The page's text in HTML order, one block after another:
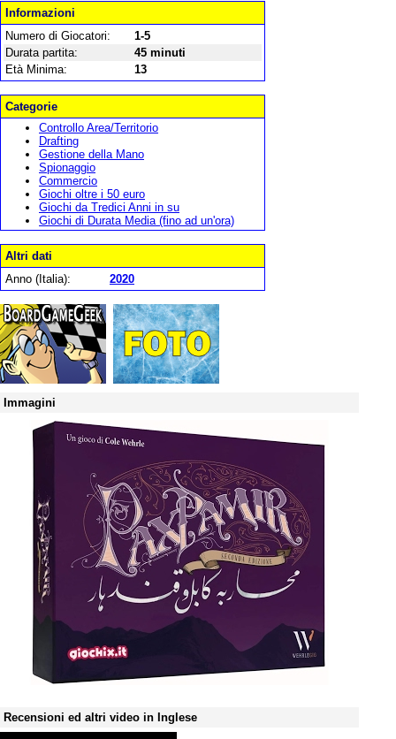
Informazioni
Numero di Giocatori:
1-5
Durata partita:
45 minuti
Età Minima:
13
Categorie
Controllo Area/Territorio
Drafting
Gestione della Mano
Spionaggio
Commercio
Giochi oltre i 50 euro
Giochi da Tredici Anni in su
Giochi di Durata Media (fino ad un'ora)
Altri dati
Anno (Italia):
2020
Immagini
Recensioni ed altri video in Inglese